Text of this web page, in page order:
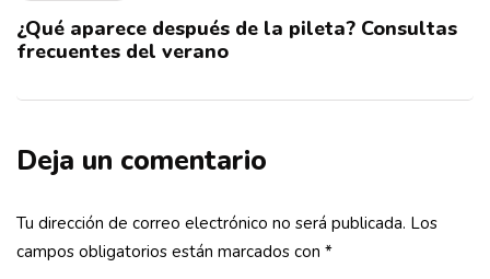
¿Qué aparece después de la pileta? Consultas
frecuentes del verano
Deja un comentario
Tu dirección de correo electrónico no será publicada. Los
campos obligatorios están marcados con *